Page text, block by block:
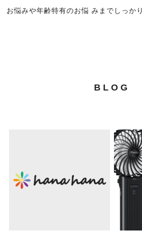
お悩みや年齢特有のお悩 みまでしっか
BLOG